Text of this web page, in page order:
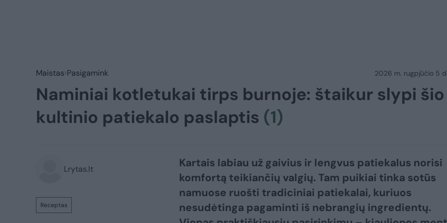
Maistas Pasigamink 2026 m. rugpjūčio 5 d.
Naminiai kotletukai tirps burnoje: štaikur slypi šio
kultinio patiekalo paslaptis (1)
Lrytas.lt
Receptas
Kartais labiau už gaivius ir lengvus patiekalus norisi
komfortą teikiančių valgių. Tam puikiai tinka sotūs
namuose ruošti tradiciniai patiekalai, kuriuos
nesudėtinga pagaminti iš nebrangių ingredientų.